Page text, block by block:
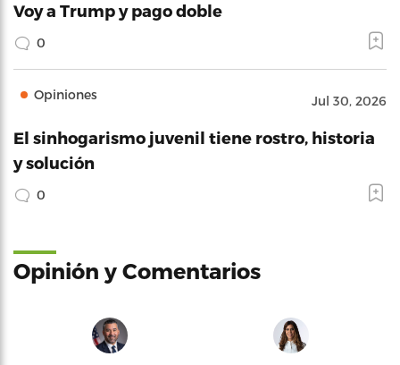
Voy a Trump y pago doble
0
Opiniones Jul 30, 2026
El sinhogarismo juvenil tiene rostro, historia
y solución
0
Opinión y Comentarios